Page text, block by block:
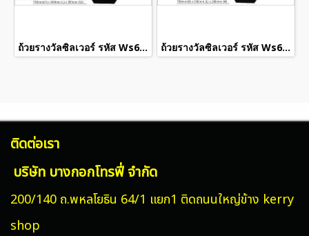
ถ้วยรางวัลซิลเวอร์ รหัส Ws6115 ถ้วยรางวัลซิลเวอร์ รหัส Ws6120
ติดต่อเรา
บริษัท บางกอกโทรฟี่ จำกัด
200/140 ถ.พหลโยธิน 64/1 แยก1 ติดถนนใหญ่ข้าง kerry
shop